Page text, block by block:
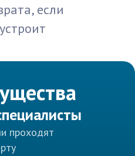
если
проходят